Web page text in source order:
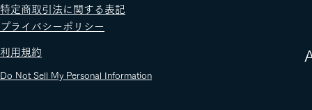
​特定商取引法に関する表記
​プライバシーポリシー
​利用規約
Do Not Sell My Personal Information